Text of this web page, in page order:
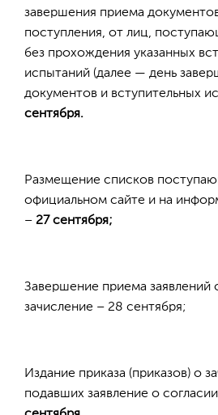
завершения приема
поступления, от лиц,
без прохождения указанных
испытаний (далее — день
документов и вступительных
сентября.
Размещение списков
официальном сайте и на
– 27 сентября;
Завершение приема заявлений
зачисление – 28 сентября;
Издание приказа (приказов) о
подавших заявление о